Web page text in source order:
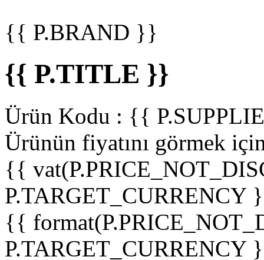
{{ P.BRAND }}
{{ P.TITLE }}
Ürün Kodu : {{
Ürünün fiyatını görmek
{{
P.TARGET_CURRENCY
{{
P.TARGET_CURRENCY